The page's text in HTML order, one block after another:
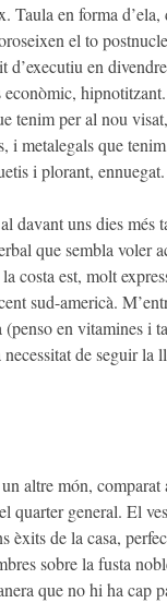
Taula en forma
el to
d’executiu en
tenim per al nou
i metalegals que
i plorant,
davant uns dies més
que sembla voler
costa est, molt
sud-americà.
en vitamines i
de seguir
altre món,
quarter general. El
èxits de la casa,
sobre la fusta
que no hi ha cap